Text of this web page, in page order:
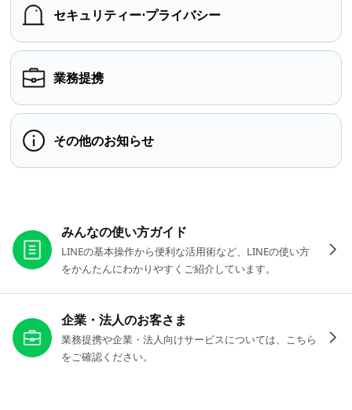
セキュリティー⋅プライバシー
業務提携
その他のお知らせ
みんなの使い方ガイド
LINEの基本操作から便利な活用術など、LINEの使い方
をかんたんにわかりやすくご紹介しています。
企業・法人のお客さま
業務提携や企業・法人向けサービスについては、こちら
をご確認ください。